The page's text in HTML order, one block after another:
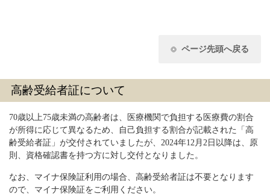
ページ先頭へ戻る
高齢受給者証について
70歳以上75歳未満の高齢者は、医療機関で負担する医療費の割合
が所得に応じて異なるため、自己負担する割合が記載された「高
齢受給者証」が交付されていましたが、2024年12月2日以降は、原
則、資格確認書を持つ方に対し交付となりました。
なお、マイナ保険証利用の場合、高齢受給者証は不要となります
ので、マイナ保険証をご利用ください。